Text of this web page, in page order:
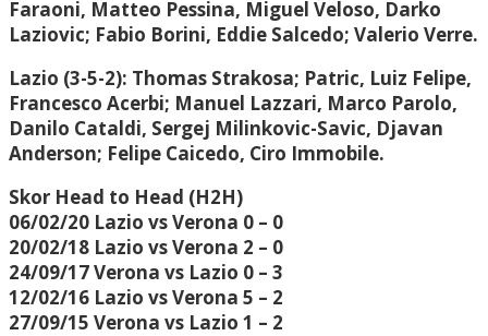
Faraoni, Matteo Pessina, Miguel Veloso, Darko
Laziovic; Fabio Borini, Eddie Salcedo; Valerio Verre.
Lazio (3-5-2): Thomas Strakosa; Patric, Luiz Felipe,
Francesco Acerbi; Manuel Lazzari, Marco Parolo,
Danilo Cataldi, Sergej Milinkovic-Savic, Djavan
Anderson; Felipe Caicedo, Ciro Immobile.
Skor Head to Head (H2H)
06/02/20 Lazio vs Verona 0 – 0
20/02/18 Lazio vs Verona 2 – 0
24/09/17 Verona vs Lazio 0 – 3
12/02/16 Lazio vs Verona 5 – 2
27/09/15 Verona vs Lazio 1 – 2